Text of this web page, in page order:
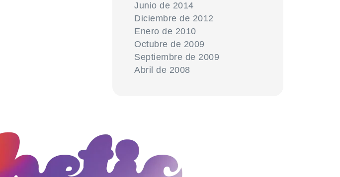
Junio de 2014
Diciembre de 2012
Enero de 2010
Octubre de 2009
Septiembre de 2009
Abril de 2008